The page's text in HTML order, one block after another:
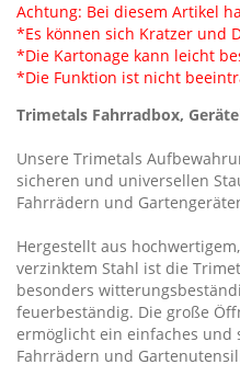
Achtung: Bei diesem Artikel
*Es können sich Kratzer und
*Die Kartonage kann leicht
*Die Funktion ist nicht
Trimetals Fahrradbox,
Unsere Trimetals
sicheren und universellen
Fahrrädern und
Hergestellt aus
verzinktem Stahl ist die
besonders
feuerbeständig. Die große
ermöglicht ein einfaches und
Fahrrädern und